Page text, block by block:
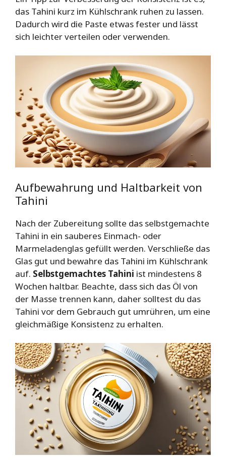
das Tahini kurz im Kühlschrank ruhen zu lassen.
Dadurch wird die Paste etwas fester und lässt
sich leichter verteilen oder verwenden.
Aufbewahrung und Haltbarkeit von
Tahini
Nach der Zubereitung sollte das selbstgemachte
Tahini in ein sauberes Einmach- oder
Marmeladenglas gefüllt werden. Verschließe das
Glas gut und bewahre das Tahini im Kühlschrank
auf. Selbstgemachtes Tahini ist mindestens 8
Wochen haltbar. Beachte, dass sich das Öl von
der Masse trennen kann, daher solltest du das
Tahini vor dem Gebrauch gut umrühren, um eine
gleichmäßige Konsistenz zu erhalten.